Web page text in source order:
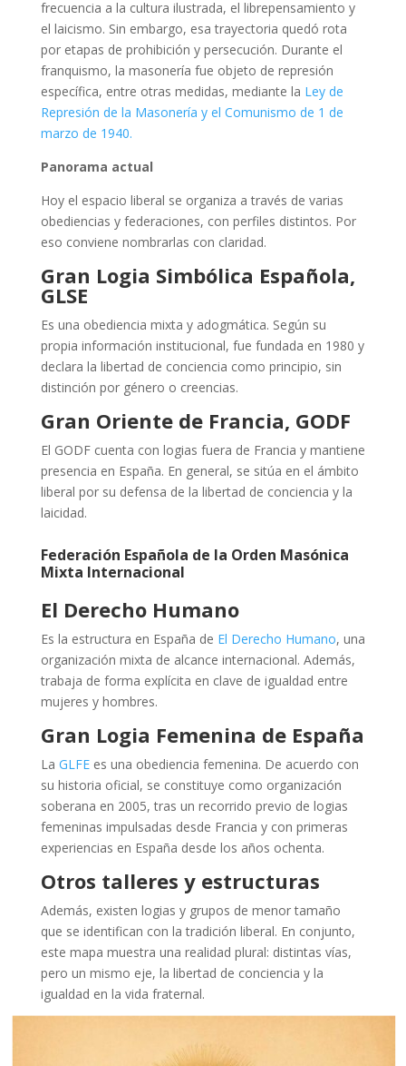
frecuencia a la cultura ilustrada, el librepensamiento y
el laicismo. Sin embargo, esa trayectoria quedó rota
por etapas de prohibición y persecución. Durante el
franquismo, la masonería fue objeto de represión
específica, entre otras medidas, mediante la Ley de
Represión de la Masonería y el Comunismo de 1 de
marzo de 1940.
Panorama actual
Hoy el espacio liberal se organiza a través de varias
obediencias y federaciones, con perfiles distintos. Por
eso conviene nombrarlas con claridad.
Gran Logia Simbólica Española,
GLSE
Es una obediencia mixta y adogmática. Según su
propia información institucional, fue fundada en 1980 y
declara la libertad de conciencia como principio, sin
distinción por género o creencias.
Gran Oriente de Francia, GODF
El GODF cuenta con logias fuera de Francia y mantiene
presencia en España. En general, se sitúa en el ámbito
liberal por su defensa de la libertad de conciencia y la
laicidad.
Federación Española de la Orden Masónica
Mixta Internacional
El Derecho Humano
Es la estructura en España de El Derecho Humano, una
organización mixta de alcance internacional. Además,
trabaja de forma explícita en clave de igualdad entre
mujeres y hombres.
Gran Logia Femenina de España
La GLFEes una obediencia femenina. De acuerdo con
su historia oficial, se constituye como organización
soberana en 2005, tras un recorrido previo de logias
femeninas impulsadas desde Francia y con primeras
experiencias en España desde los años ochenta.
Otros talleres y estructuras
Además, existen logias y grupos de menor tamaño
que se identifican con la tradición liberal. En conjunto,
este mapa muestra una realidad plural: distintas vías,
pero un mismo eje, la libertad de conciencia y la
igualdad en la vida fraternal.